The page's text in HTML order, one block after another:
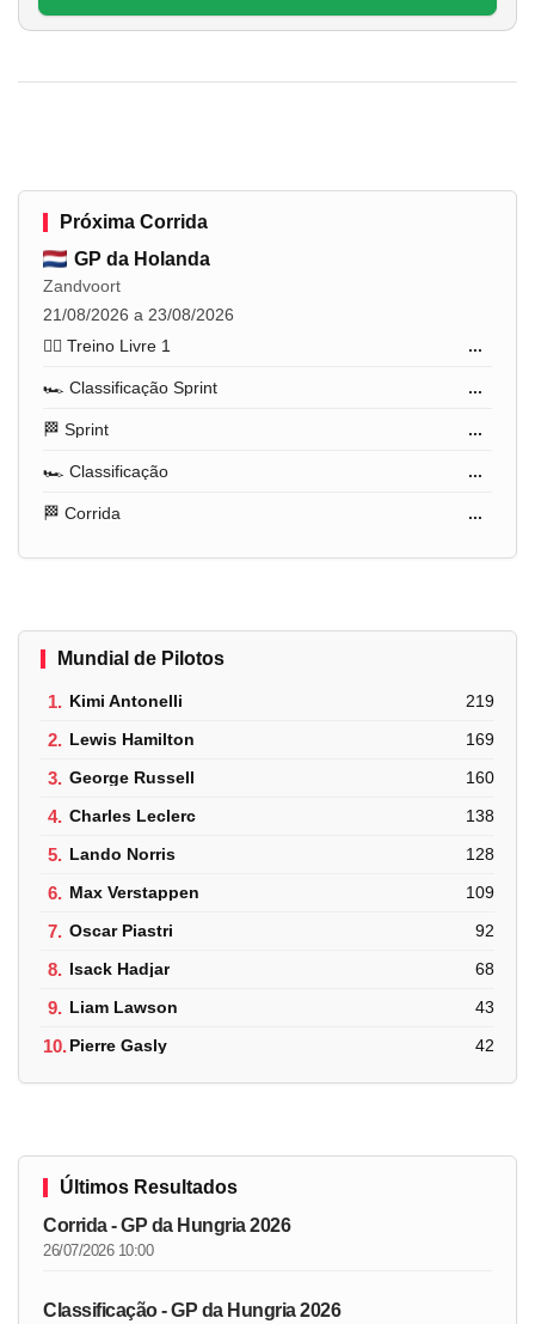
Próxima Corrida
GP da Holanda
Zandvoort
21/08/2026 a 23/08/2026
🏋️‍♂️ Treino Livre 1
...
🏎️ Classificação Sprint ...
🏁 Sprint ...
🏎️ Classificação ...
🏁 Corrida ...
Mundial de Pilotos
1. Kimi Antonelli 219
2. Lewis Hamilton 169
3. George Russell 160
4. Charles Leclerc 138
5. Lando Norris 128
6. Max Verstappen 109
7. Oscar Piastri 92
8. Isack Hadjar 68
9. Liam Lawson 43
10.Pierre Gasly 42
Últimos Resultados
Corrida - GP da Hungria 2026
26/07/2026 10:00
Classificação - GP da Hungria 2026